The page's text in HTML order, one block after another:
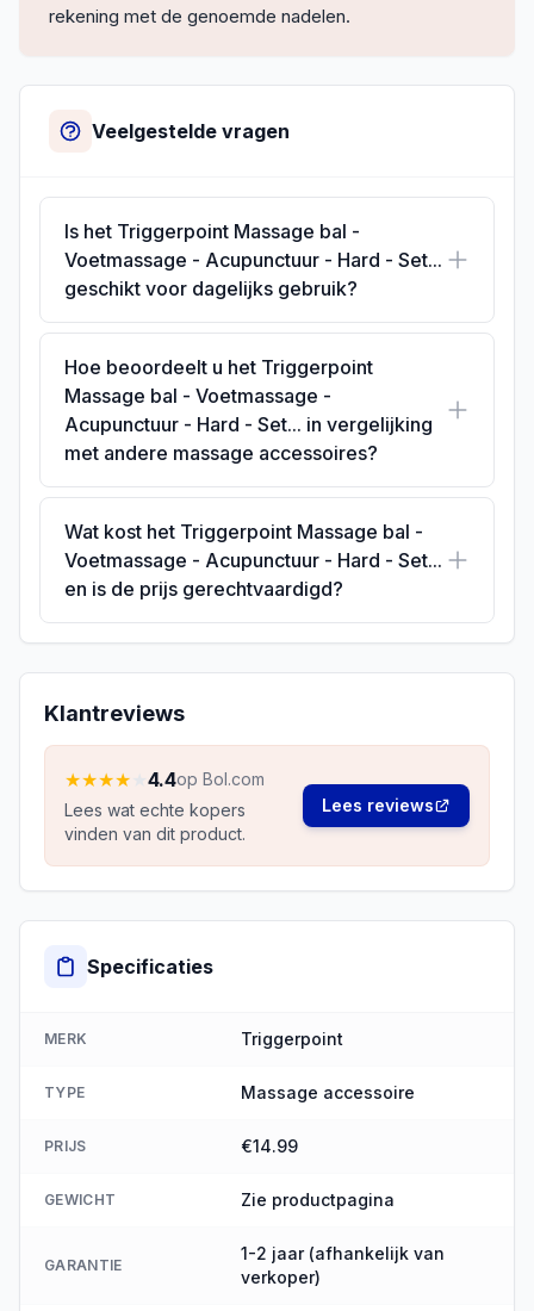
rekening met de genoemde nadelen.
Veelgestelde vragen
Is het Triggerpoint Massage bal -
Voetmassage - Acupunctuur - Hard - Set...
geschikt voor dagelijks gebruik?
Hoe beoordeelt u het Triggerpoint
Massage bal - Voetmassage -
Acupunctuur - Hard - Set... in vergelijking
met andere massage accessoires?
Wat kost het Triggerpoint Massage bal -
Voetmassage - Acupunctuur - Hard - Set...
en is de prijs gerechtvaardigd?
Klantreviews
★★★★ 4.4op Bol.com
Lees wat echte kopers
vinden van dit product.
Lees reviews
Specificaties
MERK Triggerpoint
TYPE Massage accessoire
PRIJS €14.99
GEWICHT Zie productpagina
GARANTIE
1-2 jaar (afhankelijk van
verkoper)